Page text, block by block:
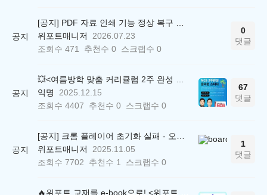
공지
위포트매니저
2026.07.23
조회수 471 추천수 0 스크랩수 0
0
댓글
공지
익명
2025.12.15
조회수 4407 추천수 0 스크랩수 0
67
댓글
공지
위포트매니저
2025.11.05
조회수 7702 추천수 1 스크랩수 0
1
댓글